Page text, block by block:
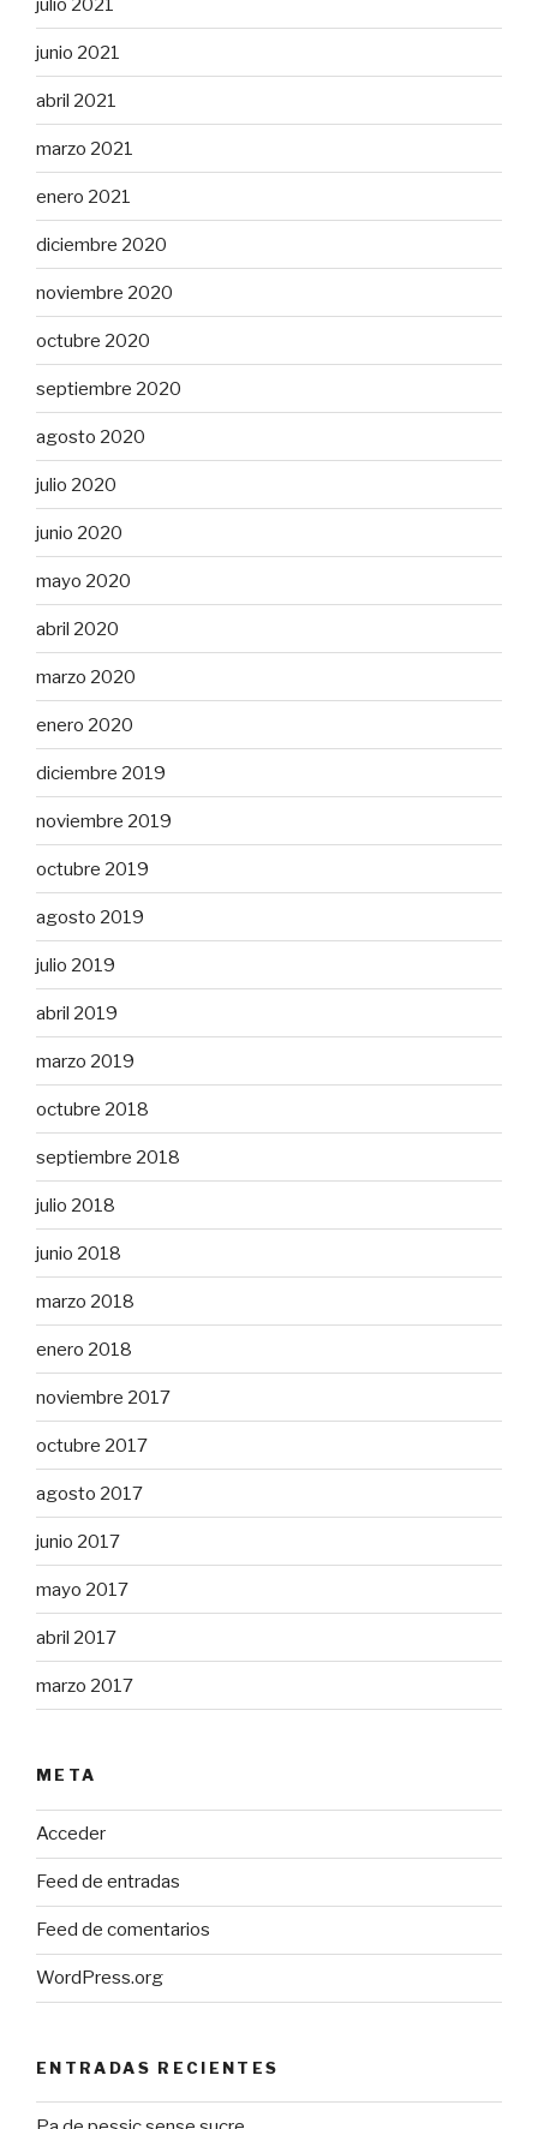
julio 2021
junio 2021
abril 2021
marzo 2021
enero 2021
diciembre 2020
noviembre 2020
octubre 2020
septiembre 2020
agosto 2020
julio 2020
junio 2020
mayo 2020
abril 2020
marzo 2020
enero 2020
diciembre 2019
noviembre 2019
octubre 2019
agosto 2019
julio 2019
abril 2019
marzo 2019
octubre 2018
septiembre 2018
julio 2018
junio 2018
marzo 2018
enero 2018
noviembre 2017
octubre 2017
agosto 2017
junio 2017
mayo 2017
abril 2017
marzo 2017
META
Acceder
Feed de entradas
Feed de comentarios
WordPress.org
ENTRADAS RECIENTES